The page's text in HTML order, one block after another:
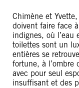
Chimène et
doivent faire face
indignes, où l’eau
toilettes sont un
entières se
fortune, à l’ombre
avec pour seul
insuffisant et des